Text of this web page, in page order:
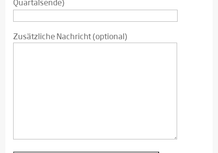
Zusätzliche Nachricht (optional)